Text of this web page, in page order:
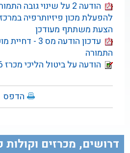
הודעה 2 על שינוי גובה
להפעלת מכון פיזיותרפיה
הצעת משתתף מעודכן
עדכון הודעה מס
התמורה
הודעה על ביטול הליכי מכרז 11/26 פיזיותרפיה
הדפס
דרושים, מכרזים וקולות